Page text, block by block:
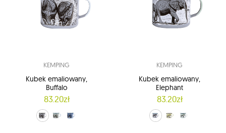
KEMPING
Kubek emaliowany,
Buffalo
83.20zł
szary (Grey)
zielony groszek (Pea)
niebieski (Sky Blue)
KEMPING
Kubek emaliowany,
Elephant
83.20zł
szary (Grey)
zielony (Pale Green)
zielony groszek (Pea)